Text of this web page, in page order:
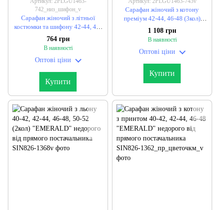
742_низ_шифон_v
Сарафан жіночий з літньої
костюмки та шифону 42-44, 46-
48 (2кол) "OLGA" недорого від
прямого постачальника
764 грн
В наявності
Оптові ціни
Купити
Сарафан жіночий з котону
преміум 42-44, 46-48 (3кол)
"OLGA" недорого від прямого
постачальника
1 108 грн
В наявності
Оптові ціни
Купити